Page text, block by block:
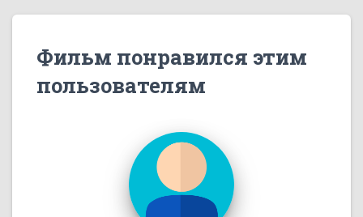
Фильм понравился этим
пользователям